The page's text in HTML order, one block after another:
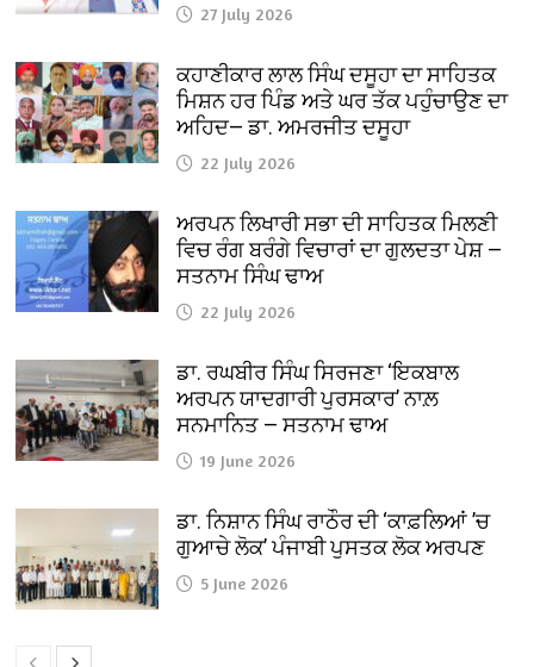
27 July 2026
ਕਹਾਣੀਕਾਰ ਲਾਲ ਸਿੰਘ ਦਸੂਹਾ ਦਾ ਸਾਹਿਤਕ
ਮਿਸ਼ਨ ਹਰ ਪਿੰਡ ਅਤੇ ਘਰ ਤੱਕ ਪਹੁੰਚਾਉਣ ਦਾ
ਅਹਿਦ— ਡਾ. ਅਮਰਜੀਤ ਦਸੂਹਾ
22 July 2026
ਅਰਪਨ ਲਿਖਾਰੀ ਸਭਾ ਦੀ ਸਾਹਿਤਕ ਮਿਲਣੀ
ਵਿਚ ਰੰਗ ਬਰੰਗੇ ਵਿਚਾਰਾਂ ਦਾ ਗੁਲਦਤਾ ਪੇਸ਼ —
ਸਤਨਾਮ ਸਿੰਘ ਢਾਅ
22 July 2026
ਡਾ. ਰਘਬੀਰ ਸਿੰਘ ਸਿਰਜਣਾ ‘ਇਕਬਾਲ
ਅਰਪਨ ਯਾਦਗਾਰੀ ਪੁਰਸਕਾਰ’ ਨਾਲ਼
ਸਨਮਾਨਿਤ — ਸਤਨਾਮ ਢਾਅ
19 June 2026
ਡਾ. ਨਿਸ਼ਾਨ ਸਿੰਘ ਰਾਠੌਰ ਦੀ ‘ਕਾਫ਼ਲਿਆਂ ’ਚ
ਗੁਆਚੇ ਲੋਕ’ ਪੰਜਾਬੀ ਪੁਸਤਕ ਲੋਕ ਅਰਪਣ
5 June 2026